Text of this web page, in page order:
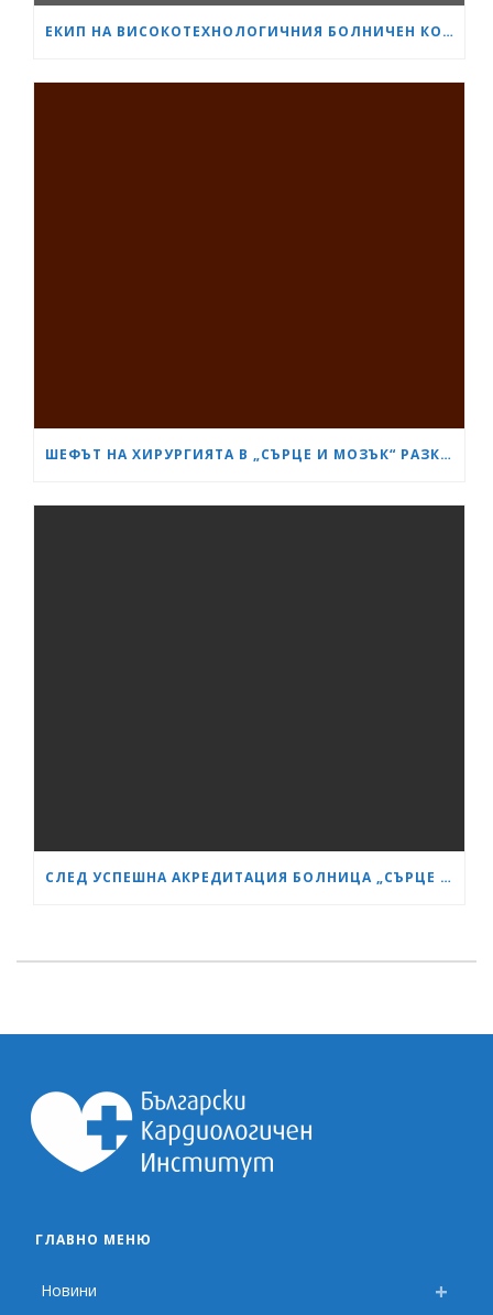
ЕКИП НА ВИСОКОТЕХНОЛОГИЧНИЯ БОЛНИЧЕН КОМПЛЕКС „СЪРЦЕ И МОЗЪК“ – ПЛЕВЕН ИЗВЪРШИ ЕДНА ОТ НАЙ-СЛОЖНИТЕ ОПЕРАЦИИ В ОНКОЛОГИЧНАТА ХИРУРГИЯ
ШЕФЪТ НА ХИРУРГИЯТА В „СЪРЦЕ И МОЗЪК“ РАЗКРИ КАК СА ИЗТРЪГНАЛИ ОТ СМЪРТТА ОЦЕЛЕЛИЯ ОТ КАСАПНИЦАТА НА „ТРАКИЯ“
СЛЕД УСПЕШНА АКРЕДИТАЦИЯ БОЛНИЦА „СЪРЦЕ И МОЗЪК“ СТАНА GESEA DIPLOMA CENTER
ГЛАВНО МЕНЮ
Новини